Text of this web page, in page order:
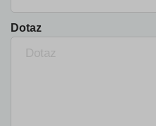
Dotaz